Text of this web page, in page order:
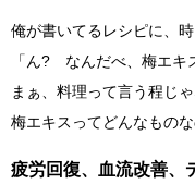
俺が書いてるレシピに、
「ん? なんだべ、梅エキ
まぁ、料理って言う程じゃ
梅エキスってどんなもの
疲労回復、血流改善、